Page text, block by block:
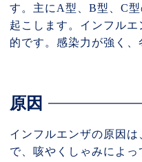
す。主にA型、B型、C
起こします。インフル
的です。感染力が強く、
原因
インフルエンザの原因
で、咳やくしゃみによ